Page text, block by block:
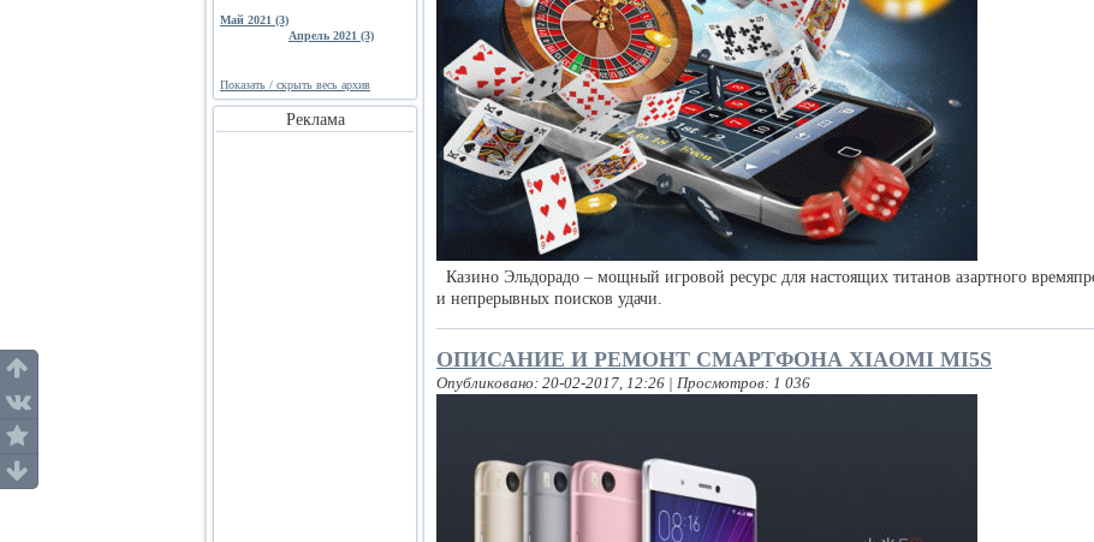
Май 2021 (3)
Апрель 2021 (3)
Показать / скрыть весь архив
Реклама
Казино Эльдорадо – мощный игровой ресурс для настоящих титанов азартного
и непрерывных поисков удачи.
ОПИСАНИЕ И РЕМОНТ СМАРТФОНА XIAOMI MI5S
Опубликовано: 20-02-2017, 12:26 | Просмотров: 1 036